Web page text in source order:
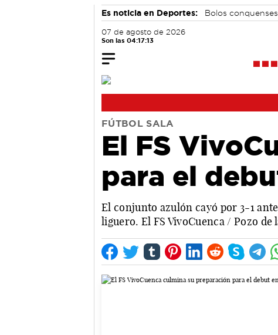
Es noticia en Deportes: Bolos conquenses
07 de agosto de 2026
Son las 04:17:14
FÚTBOL SALA
El FS
para el
El conjunto azulón cayó por 3-1
liguero. El FS VivoCuenca / Pozo